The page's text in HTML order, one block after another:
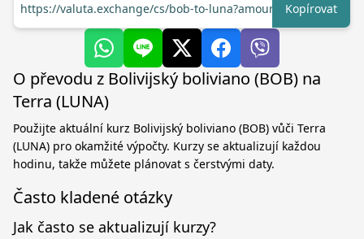
https://valuta.exchange/cs/bob-to-luna?amount=1Kopírovat
O převodu z Bolivijský boliviano (BOB) na
Terra (LUNA)
Použijte aktuální kurz Bolivijský boliviano (BOB) vůči Terra
(LUNA) pro okamžité výpočty. Kurzy se aktualizují každou
hodinu, takže můžete plánovat s čerstvými daty.
Často kladené otázky
Jak často se aktualizují kurzy?